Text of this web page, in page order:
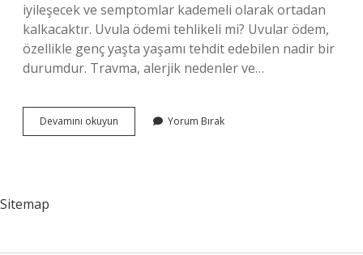
iyileşecek ve semptomlar kademeli olarak ortadan
kalkacaktır. Uvula ödemi tehlikeli mi? Uvular ödem,
özellikle genç yaşta yaşamı tehdit edebilen nadir bir
durumdur. Travma, alerjik nedenler ve…
Devamını okuyun
Dilin
Yorum Bırak
Sitemap